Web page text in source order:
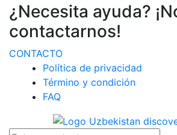
¿Necesita ayuda?
contactarnos!
CONTACTO
Política de privacidad
Término y condición
FAQ